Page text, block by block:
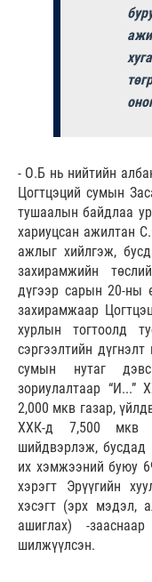
- О.Б нь нийтийн
Цогтцэций сумын
тушаалын байдлаа
хариуцсан ажилтан
ажлыг хийлгэж,
захирамжийн
дүгээр сарын 20-ны
захирамжаар
хурлын тогтоолд
сэргээлтийн
сумын нутаг
зориулалтаар “И...”
2,000 мкв газар,
ХХК-д 7,500 мкв
шийдвэрлэж,
их хэмжээний буюу
хэрэгт Эрүүгийн
хэсэгт (эрх мэдэл,
ашиглах) -
шилжүүлсэн.